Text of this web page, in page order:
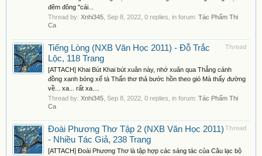
đêm đông "cái...
Thread by: Xnhi345 Sep 8, 2022 , 0 replies, in forum: Tác Phẩm Thi
Ca
Thread
Tiếng Lòng (NXB Văn Học 2011) - Đỗ Trắc
Lộc, 118 Trang
[ATTACH] Khai Bút Khai bút xuân này, nhớ xuân qua Thẳng cánh
đồng xanh bóng xế tà Thẩn thơ thả bước hồn theo gió Mà thấy đường
về... xa... rất xa....
Thread by: Xnhi345 Sep 8, 2022 , 0 replies, in forum: Tác Phẩm Thi
Ca
Thread
Đoài Phương Thơ Tập 2 (NXB Văn Học 2011)
- Nhiều Tác Giả, 238 Trang
[ATTACH] Đoài Phương Thơ là tập hợp các sáng tác của Câu lạc bộ